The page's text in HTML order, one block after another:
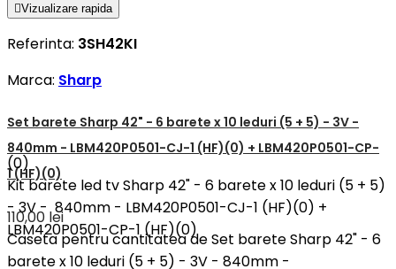
Vizualizare rapida
Referinta: 3SH42KI
Marca: Sharp
Set barete Sharp 42" - 6 barete x 10 leduri (5 + 5) - 3V -
840mm - LBM420P0501-CJ-1 (HF)(0) + LBM420P0501-CP-
1 (HF)(0)
(0)
Kit barete led tv Sharp 42" - 6 barete x 10 leduri (5 + 5)
- 3V - 840mm - LBM420P0501-CJ-1 (HF)(0) +
LBM420P0501-CP-1 (HF)(0)
110,00 lei
Caseta pentru cantitatea de Set barete Sharp 42" - 6
barete x 10 leduri (5 + 5) - 3V - 840mm -